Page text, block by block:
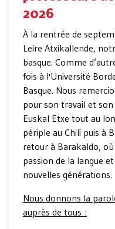
2026
À la rentrée de
Leire Atxikallende,
basque. Comme
fois à l'Université
Basque. Nous
pour son travail et
Euskal Etxe tout au
périple au Chili puis à
retour à Barakaldo,
passion de la langue
nouvelles générations.
Nous donnons la
auprès de tous :